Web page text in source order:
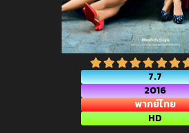
7.7
2016
พากย์ไทย
HD